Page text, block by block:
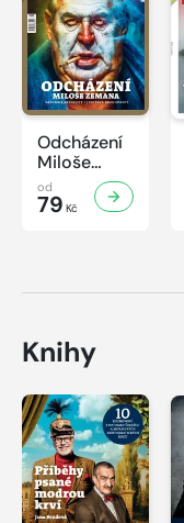
Odcházení
Miloše
Zemana
od
79 Kč
Knihy